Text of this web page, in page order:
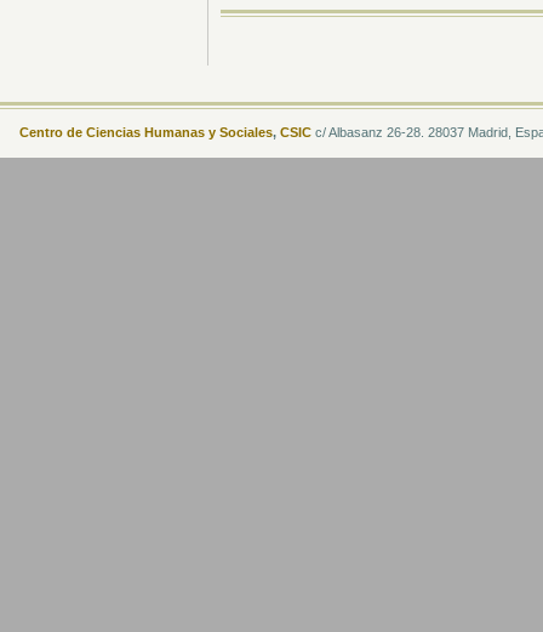
Centro de Ciencias Humanas y Sociales, CSIC c/ Albasanz 26-28. 28037 Madrid,